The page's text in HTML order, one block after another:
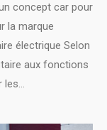
concept car pour
la marque
électrique Selon
aux fonctions
les…